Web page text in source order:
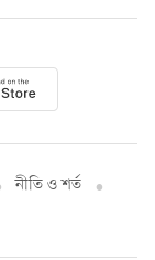
নীতি ও শর্ত